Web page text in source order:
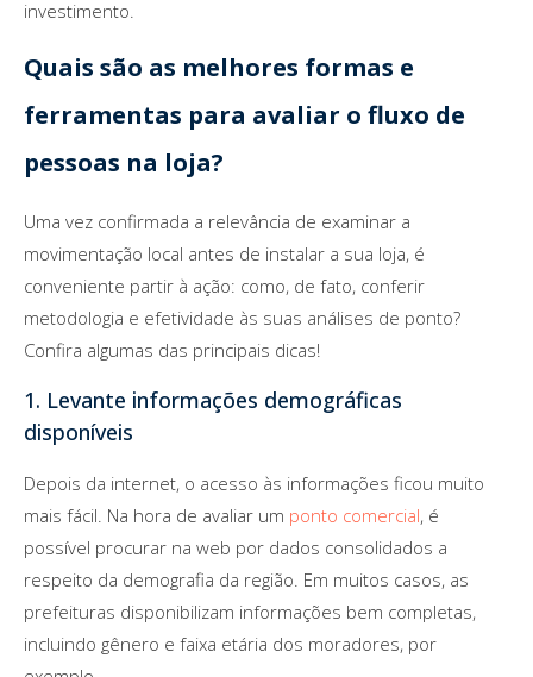
investimento.
Quais são as melhores formas e
ferramentas para avaliar o fluxo de
pessoas na loja?
Uma vez confirmada a relevância de examinar a
movimentação local antes de instalar a sua loja, é
conveniente partir à ação: como, de fato, conferir
metodologia e efetividade às suas análises de ponto?
Confira algumas das principais dicas!
1. Levante informações demográficas
disponíveis
Depois da internet, o acesso às informações ficou muito
mais fácil. Na hora de avaliar um ponto comercial, é
possível procurar na web por dados consolidados a
respeito da demografia da região. Em muitos casos, as
prefeituras disponibilizam informações bem completas,
incluindo gênero e faixa etária dos moradores, por